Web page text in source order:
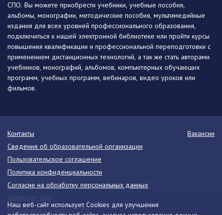
Наш веб-сайт использует Cookies для улучшения
СПО. Вы можете приобрести учебники, учебные пособия,
альбомы, монографии, методические пособия, мультимедийные
издания для всех уровней профессионального образования,
подключиться к нашей электронной библиотеке или пройти курсы
повышения квалификации и профессиональной переподготовки с
применением дистанционных технологий, а так же стать авторами
учебников, монографий, альбомов, компьютерных обучающих
программ, учебных программ, вебинаров, видео уроков или
фильмов.
Контакты
Вакансии
Сведения об образовательной организации
Пользовательское соглашение
Политика конфиденциальности
Согласие на обработку персональных данных
Разработано в Victory